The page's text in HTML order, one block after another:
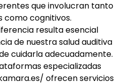
que involucran tanto
como cognitivos.
resulta esencial
de nuestra salud auditiva
cuidarla adecuadamente.
especializadas
ofrecen servicios